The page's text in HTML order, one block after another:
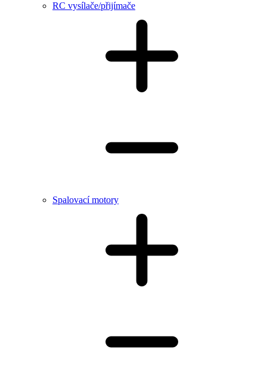
RC vysílače/přijímače
Spalovací motory